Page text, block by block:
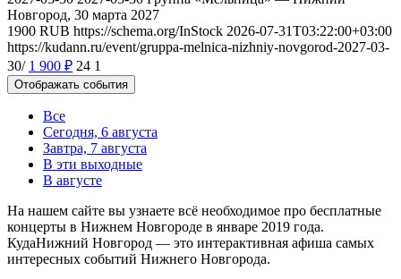
Новгород, 30 марта 2027
1900 RUB https://schema.org/InStock 2026-07-31T03:22:00+03:00
https://kudann.ru/event/gruppa-melnica-nizhniy-novgorod-2027-03-
30/ 1 900 ₽ 24 1
Отображать события
Все
Сегодня, 6 августа
Завтра, 7 августа
В эти выходные
В августе
На нашем сайте вы узнаете всё необходимое про бесплатные
концерты в Нижнем Новгороде в январе 2019 года.
КудаНижний Новгород — это интерактивная афиша самых
интересных событий Нижнего Новгорода.